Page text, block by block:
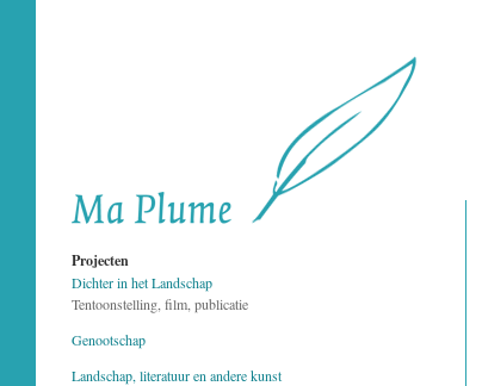
Projecten
Dichter in het Landschap
Tentoonstelling, film, publicatie
Genootschap
Landschap, literatuur en andere kunst